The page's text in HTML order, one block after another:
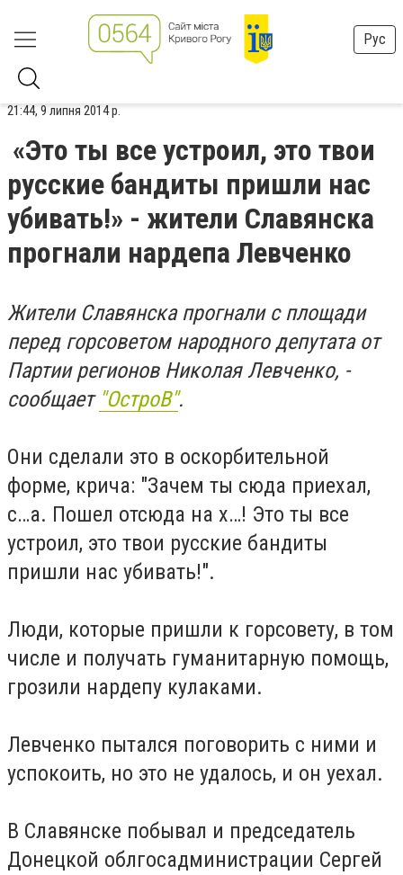
Рус
21:44, 9 липня 2014 р.
«Это ты все устроил, это твои
русские бандиты пришли нас
убивать!» - жители Славянска
прогнали нардепа Левченко
Жители Славянска прогнали с площади
перед горсоветом народного депутата от
Партии регионов Николая Левченко, -
сообщает "ОстроВ".
Они сделали это в оскорбительной
форме, крича: "Зачем ты сюда приехал,
с…а. Пошел отсюда на х…! Это ты все
устроил, это твои русские бандиты
пришли нас убивать!".
Люди, которые пришли к горсовету, в том
числе и получать гуманитарную помощь,
грозили нардепу кулаками.
Левченко пытался поговорить с ними и
успокоить, но это не удалось, и он уехал.
В Славянске побывал и председатель
Донецкой облгосадминистрации Сергей